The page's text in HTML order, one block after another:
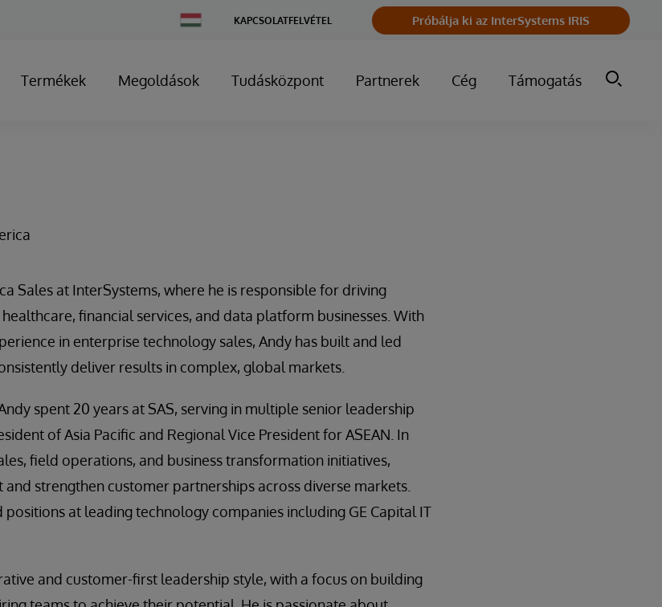
Change
Country
KAPCSOLATFELVÉTEL Próbálja ki az InterSystems IRIS
Termékek Megoldások Tudásközpont Partnerek Cég Támogatás
Sales at InterSystems, where he is responsible for driving
financial services, and data platform businesses. With
in enterprise technology sales, Andy has built and led
deliver results in complex, global markets.
spent 20 years at SAS, serving in multiple senior leadership
of Asia Pacific and Regional Vice President for ASEAN. In
field operations, and business transformation initiatives,
and strengthen customer partnerships across diverse markets.
positions at leading technology companies including GE Capital IT
and customer-first leadership style, with a focus on building